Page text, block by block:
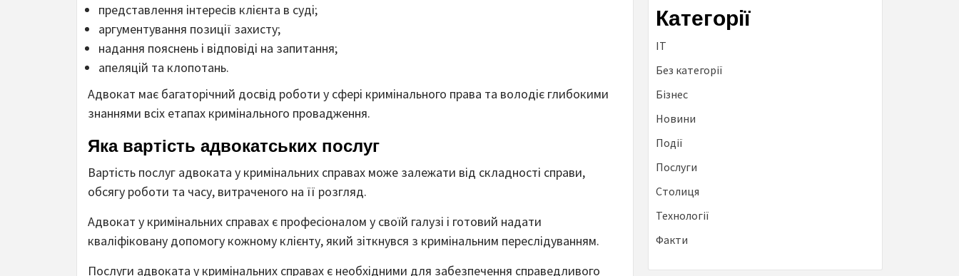
представлення інтересів клієнта в суді;
аргументування позиції захисту;
надання пояснень і відповіді на запитання;
апеляцій та клопотань.
Адвокат має багаторічний досвід роботи у сфері кримінального права та володіє глибокими
знаннями всіх етапах кримінального провадження.
Яка вартість адвокатських послуг
Вартість послуг адвоката у кримінальних справах може залежати від складності справи,
обсягу роботи та часу, витраченого на її розгляд.
Адвокат у кримінальних справах є професіоналом у своїй галузі і готовий надати
кваліфіковану допомогу кожному клієнту, який зіткнувся з кримінальним переслідуванням.
Послуги адвоката у кримінальних справах є необхідними для забезпечення справедливого
Категорії
IT
Без категорії
Бізнес
Новини
Події
Послуги
Столиця
Технології
Факти